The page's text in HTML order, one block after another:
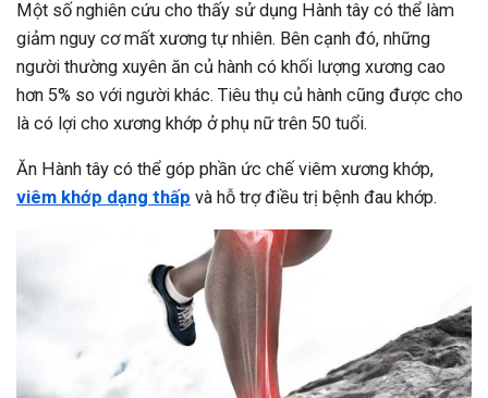
Một số nghiên cứu cho thấy sử dụng Hành tây có thể làm
giảm nguy cơ mất xương tự nhiên. Bên cạnh đó, những
người thường xuyên ăn củ hành có khối lượng xương cao
hơn 5% so với người khác. Tiêu thụ củ hành cũng được cho
là có lợi cho xương khớp ở phụ nữ trên 50 tuổi.
Ăn Hành tây có thể góp phần ức chế viêm xương khớp,
viêm khớp dạng thấp và hỗ trợ điều trị bệnh đau khớp.